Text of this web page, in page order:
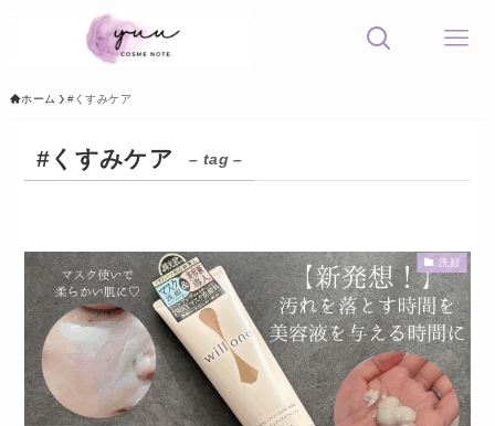
ホーム #くすみケア
#くすみケア – tag –
洗顔